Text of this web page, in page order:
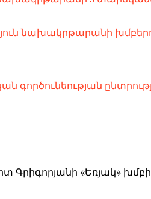
նախակրթարանի
գործունեության
Գրիգորյանի «Եռյակ»